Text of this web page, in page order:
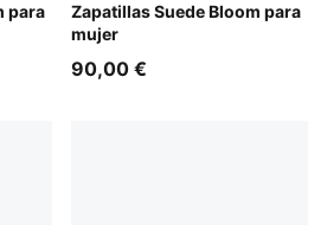
para
Zapatillas Suede Bloom para
mujer
Frosted Ivory-Silver Fog
90,00 €